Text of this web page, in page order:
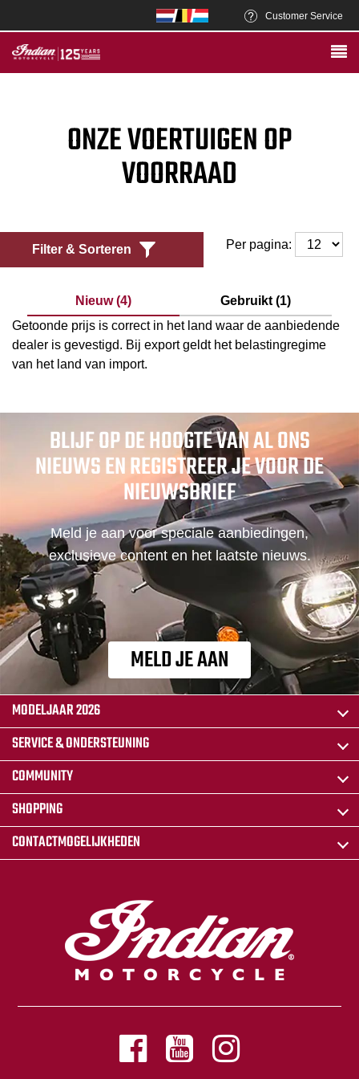
Customer Service
ONZE VOERTUIGEN OP
VOORRAAD
Filter & Sorteren Per pagina:
Nieuw (4)
Gebruikt (1)
Getoonde prijs is correct in het land waar de aanbiedende
dealer is gevestigd. Bij export geldt het belastingregime
van het land van import.
BLIJF OP DE HOOGTE VAN AL ONS
NIEUWS EN REGISTREER JE VOOR DE
NIEUWSBRIEF
Meld je aan voor speciale aanbiedingen,
exclusieve content en het laatste nieuws.
MELD JE AAN
MODELJAAR 2026
SERVICE & ONDERSTEUNING
COMMUNITY
SHOPPING
CONTACTMOGELIJKHEDEN